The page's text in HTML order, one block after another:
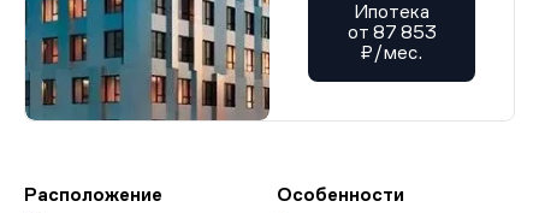
Ипотека
от 87 853
₽/мес.
Расположение
Особенности